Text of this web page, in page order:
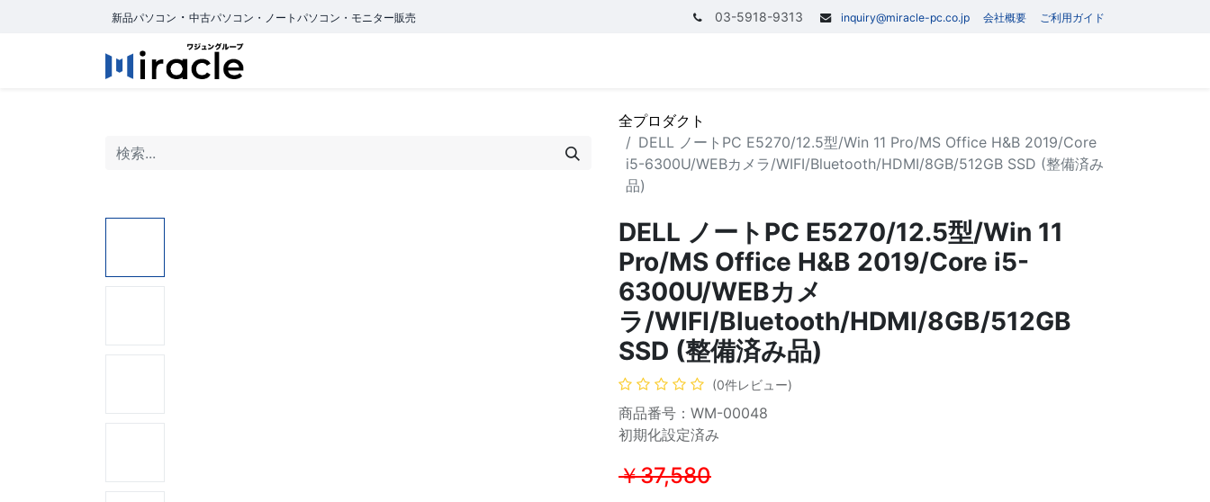
新品パソコン ・ 中古パソコン・ノートパソコン・モニター販売 03-5918-9313 inquiry@miracle-pc.co.jp 会社概要 ご利用ガイド
全プロダクト
DELL ノートPC E5270/12.5型/Win 11 Pro/MS Office H&B 2019/Core
i5-6300U/WEBカメラ/WIFI/Bluetooth/HDMI/8GB/512GB SSD (整備済み
品)
DELL ノートPC E5270/12.5型/Win 11
Pro/MS Office H&B 2019/Core i5-
6300U/WEBカメ
ラ/WIFI/Bluetooth/HDMI/8GB/512GB
SSD (整備済み品)
(0件レビュー)
商品番号：WM-00048
初期化設定済み
￥37,580